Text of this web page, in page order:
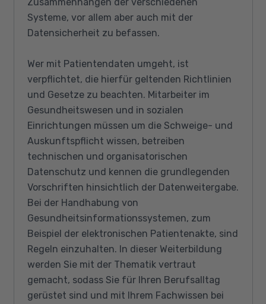
Systeme, vor allem aber auch mit der
Datensicherheit zu befassen.
Wer mit Patientendaten umgeht, ist
verpflichtet, die hierfür geltenden Richtlinien
und Gesetze zu beachten. Mitarbeiter im
Gesundheitswesen und in sozialen
Einrichtungen müssen um die Schweige- und
Auskunftspflicht wissen, betreiben
technischen und organisatorischen
Datenschutz und kennen die grundlegenden
Vorschriften hinsichtlich der Datenweitergabe.
Bei der Handhabung von
Gesundheitsinformationssystemen, zum
Beispiel der elektronischen Patientenakte, sind
Regeln einzuhalten. In dieser Weiterbildung
werden Sie mit der Thematik vertraut
gemacht, sodass Sie für Ihren Berufsalltag
gerüstet sind und mit Ihrem Fachwissen bei